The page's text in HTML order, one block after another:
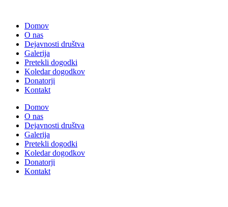
Domov
O nas
Dejavnosti društva
Galerija
Pretekli dogodki
Koledar dogodkov
Donatorji
Kontakt
Domov
O nas
Dejavnosti društva
Galerija
Pretekli dogodki
Koledar dogodkov
Donatorji
Kontakt